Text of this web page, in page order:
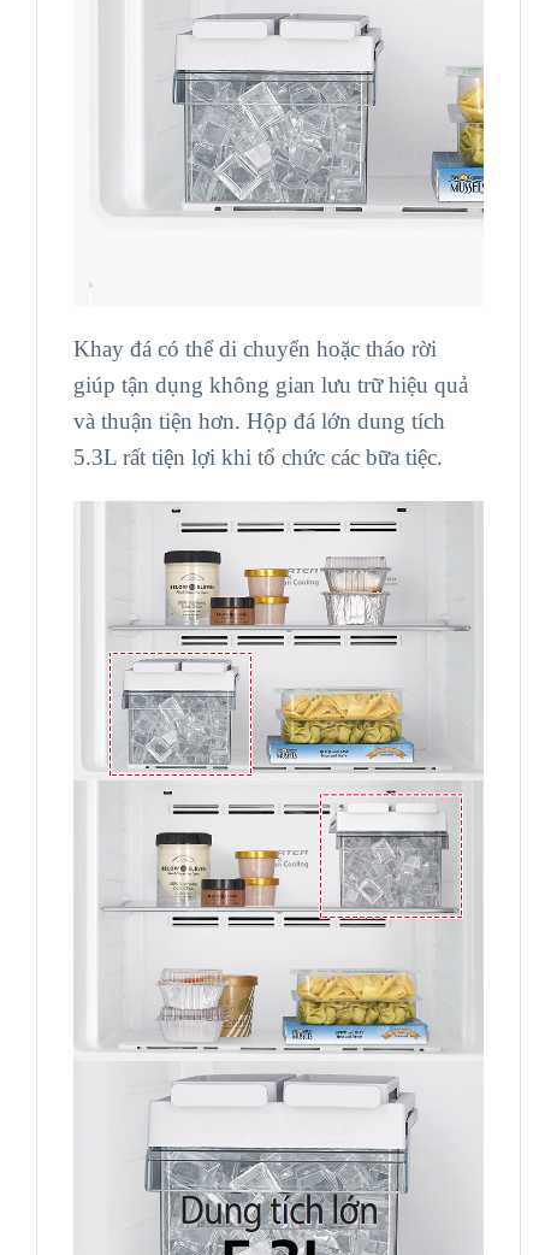
Khay đá có thể di chuyển hoặc tháo rời
giúp tận dụng không gian lưu trữ hiệu quả
và thuận tiện hơn. Hộp đá lớn dung tích
5.3L rất tiện lợi khi tổ chức các bữa tiệc.